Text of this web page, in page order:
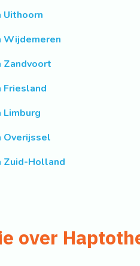
Wijdemeren
Zandvoort
Overijssel
Zuid-Holland
over